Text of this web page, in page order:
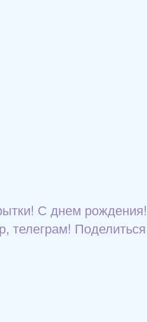
С днем рождения!
телеграм! Поделиться